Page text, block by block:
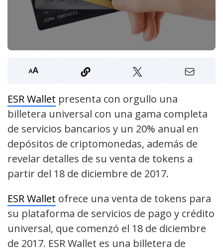
ESR Wallet presenta con orgullo una
billetera universal con una gama completa
de servicios bancarios y un 20% anual en
depósitos de criptomonedas, además de
revelar detalles de su venta de tokens a
partir del 18 de diciembre de 2017.
ESR Wallet ofrece una venta de tokens para
su plataforma de servicios de pago y crédito
universal, que comenzó el 18 de diciembre
de 2017. ESR Wallet es una billetera de